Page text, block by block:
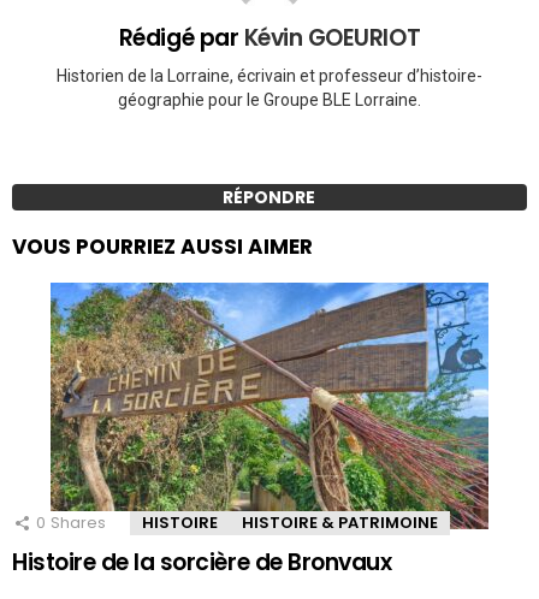
Rédigé par Kévin GOEURIOT
Historien de la Lorraine, écrivain et professeur d’histoire-
géographie pour le Groupe BLE Lorraine.
RÉPONDRE
VOUS POURRIEZ AUSSI AIMER
0 Shares HISTOIRE HISTOIRE & PATRIMOINE
Histoire de la sorcière de Bronvaux